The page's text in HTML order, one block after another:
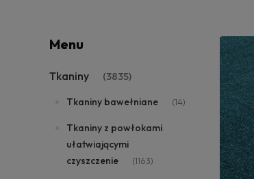
Menu
Tkaniny (3835)
Tkaniny bawełniane (14)
Tkaniny z powłokami
ułatwiającymi
czyszczenie
(1163)